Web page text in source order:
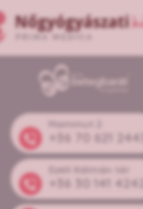
Mammut 2
+36 70 621 2443
Széll Kálmán tér
+36 30 141 4242